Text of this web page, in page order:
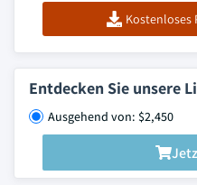
Kostenloses
Entdecken Sie unsere
Ausgehend von: $2,450